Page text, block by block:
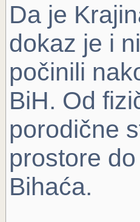
Da je
dokaz je i
počinili
BiH. Od
porodične
prostore
Bihaća.